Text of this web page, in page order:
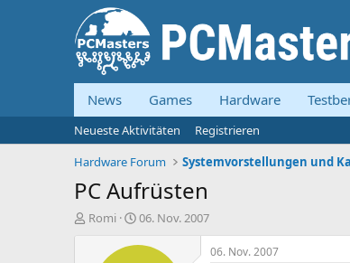
News Games Hardware
Neueste Aktivitäten
Registrieren
Hardware Forum
PC Aufrüsten
E
Romi
E
s
06. Nov. 2007
06. Nov. 2007